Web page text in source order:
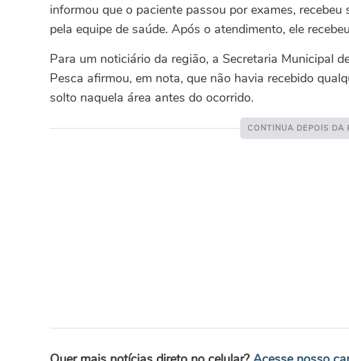
informou que o paciente passou por exames,
pela equipe de saúde. Após o atendimento, ele
Para um noticiário da região, a Secretaria Municipal
Pesca afirmou, em nota, que não havia recebido
solto naquela área antes do ocorrido.